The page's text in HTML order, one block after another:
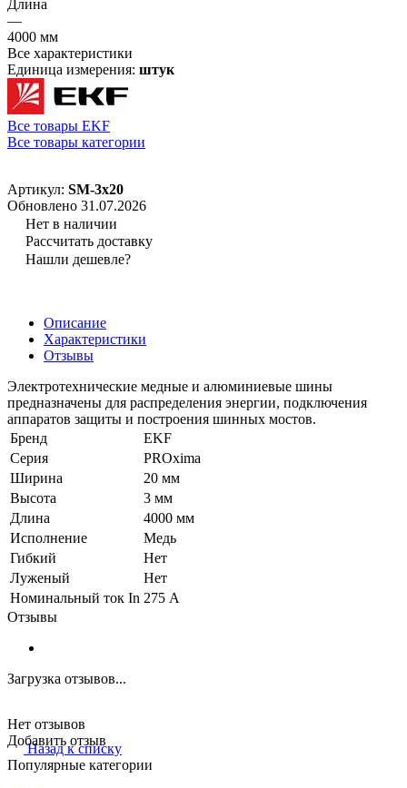
Длина
—
4000 мм
Все характеристики
Единица измерения: штук
Все товары EKF
Все товары категории
Артикул: SM-3x20
Обновлено 31.07.2026
Нет в наличии
Рассчитать доставку
Нашли дешевле?
Описание
Характеристики
Отзывы
Электротехнические медные и алюминиевые шины
предназначены для распределения энергии, подключения
аппаратов защиты и построения шинных мостов.
Бренд
EKF
Серия
PROxima
Ширина
20 мм
Высота
3 мм
Длина
4000 мм
Исполнение
Медь
Гибкий
Нет
Луженый
Нет
Номинальный ток In 275 А
Отзывы
Загрузка отзывов...
Нет отзывов
Добавить отзыв
Назад к списку
Популярные категории